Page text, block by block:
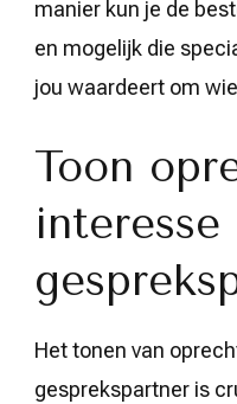
manier kun je de
en mogelijk die
jou waardeert om
Toon
Het tonen van
gesprekspartner is